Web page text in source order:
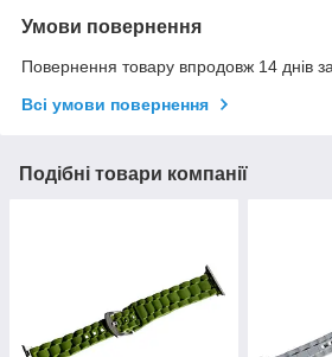
Умови повернення
Повернення товару впродовж 14 днів
Всі умови повернення
Подібні товари компанії